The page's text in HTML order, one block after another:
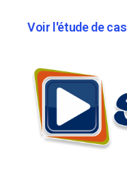
Voir l'étude de cas